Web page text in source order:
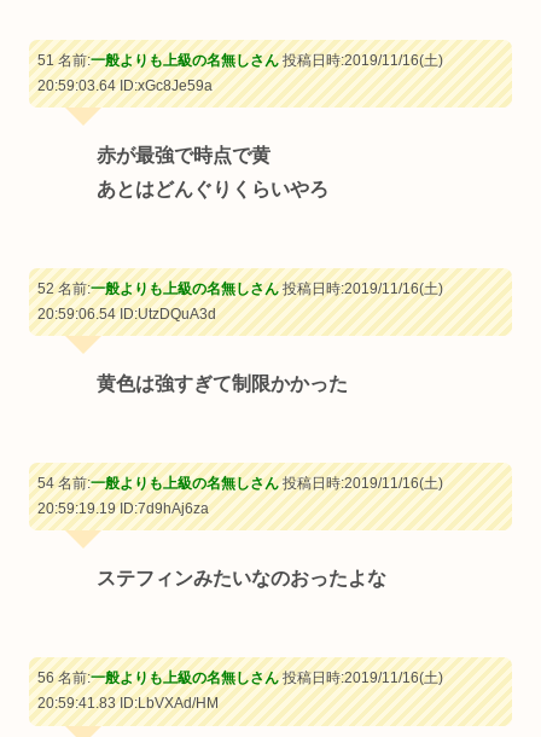
51 名前:一般よりも上級の名無しさん投稿日時:2019/11/16(土)
20:59:03.64ID:xGc8Je59a
赤が最強で時点で黄
あとはどんぐりくらいやろ
52 名前:一般よりも上級の名無しさん投稿日時:2019/11/16(土)
20:59:06.54ID:UtzDQuA3d
黄色は強すぎて制限かかった
54 名前:一般よりも上級の名無しさん投稿日時:2019/11/16(土)
20:59:19.19ID:7d9hAj6za
ステフィンみたいなのおったよな
56 名前:一般よりも上級の名無しさん投稿日時:2019/11/16(土)
20:59:41.83ID:LbVXAd/HM